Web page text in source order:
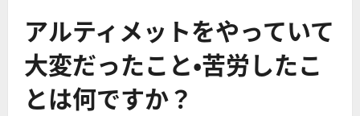
アルティメットをやっていて
大変だったこと・苦労したこ
とは何ですか？